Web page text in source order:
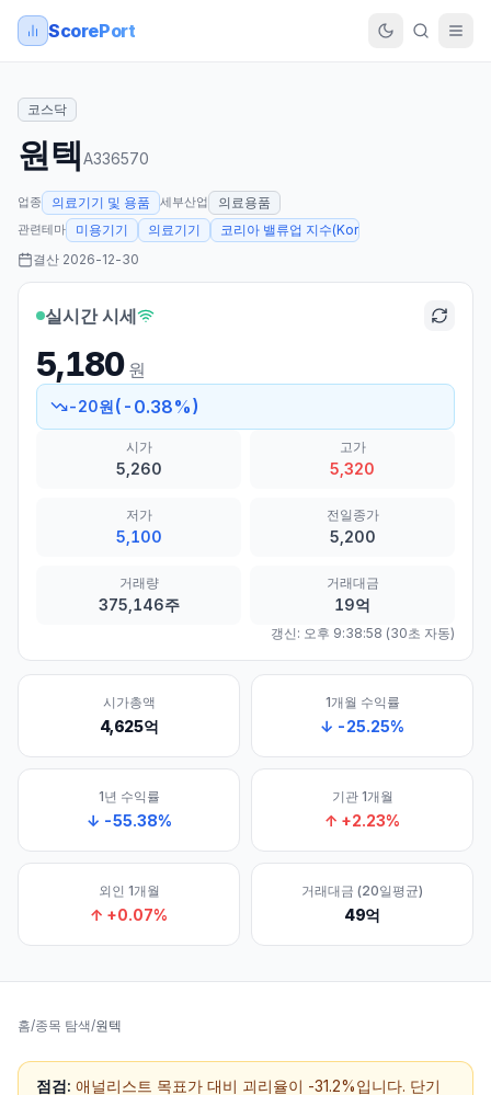
ScorePort
코스닥
원텍A336570
업종 의료기기 및 용품 세부산업 의료용품
관련테마 미용기기 의료기기
코리아 밸류업 지수(Korea Value-up Index)
결산 2026-12-30
실시간 시세
5,180 원
-20원( -0.38%)
시가
5,260
고가
5,320
저가
5,100
전일종가
5,200
거래량
375,146주
거래대금
19억
갱신: 오후 9:38:58 (30초 자동)
시가총액
4,625억
1개월 수익률
↓ -25.25%
1년 수익률
↓ -55.38%
기관 1개월
↑ +2.23%
외인 1개월
↑ +0.07%
거래대금 (20일평균)
49억
홈/종목 탐색/원텍
점검: 애널리스트 목표가 대비 괴리율이 -31.2%입니다. 단기